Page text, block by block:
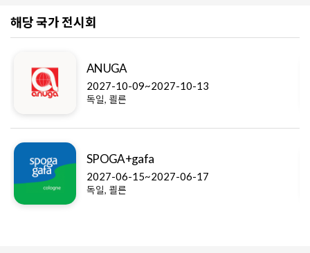
해당 국가 전시회
ANUGA
2027-10-09~2027-10-13
독일, 쾰른
SPOGA+gafa
2027-06-15~2027-06-17
독일, 쾰른